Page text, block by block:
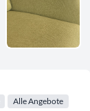
Alle Angebote